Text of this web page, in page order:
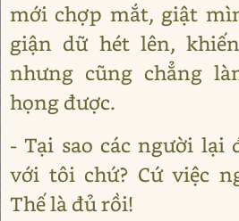
mới chợp mắt, giật
giận dữ hét lên,
nhưng cũng chẳng
họng được.
- Tại sao các người lại
với tôi chứ? Cứ việc
Thế là đủ rồi!